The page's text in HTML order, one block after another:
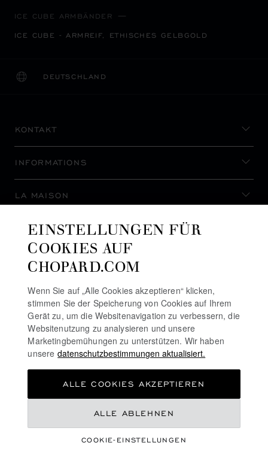
€ 8,820
ZUM WARENKORB
HINZUFÜGEN
ICE CUBE ARMBÄNDER
ICE CUBE - ARMREIF, ETHISCHES GELBGOLD
DEUTSCHLAND
LOKALISIERUNG (LAND ÄNDERN)
LAND ÄNDERN
KONTAKT
INFORMATIONS
LA MAISON
AUF DEM LAUFENDEN BLEIBEN
NEWSLETTER ABONNIEREN
COOKIE-RICHTLINIE
EINSTELLUNGEN FÜR
COOKIES AUF
CHOPARD.COM
Wenn Sie auf „Alle Cookies akzeptieren“ klicken,
stimmen Sie der Speicherung von Cookies auf Ihrem
Gerät zu, um die Websitenavigation zu verbessern, die
Websitenutzung zu analysieren und unsere
Marketingbemühungen zu unterstützen. Wir haben
unsere datenschutzbestimmungen aktualisiert.
COOKIE-EINSTELLUNGEN
ALLE ABLEHNEN
ALLE COOKIES AKZEPTIEREN